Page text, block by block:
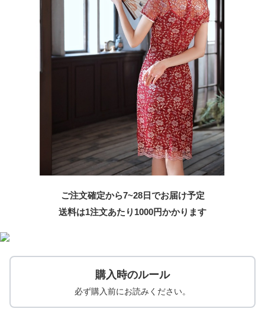
ご注文確定から7~28日でお届け予定
送料は1注文あたり 1000円かかります
購入時のルール
必ず購入前にお読みください。